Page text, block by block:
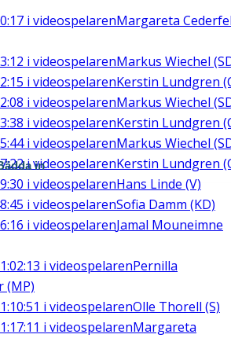
i videospelarenMargareta
i videospelarenMarkus Wiechel
i videospelarenKerstin Lundgren
i videospelarenMarkus Wiechel
i videospelarenKerstin Lundgren
i videospelarenMarkus Wiechel
i videospelarenKerstin Lundgren
i videospelarenHans Linde (V)
i videospelarenSofia Damm (KD)
i videospelarenJamal Mouneimne
i videospelarenPernilla
(MP)
i videospelarenOlle Thorell (S)
i videospelarenMargareta
in